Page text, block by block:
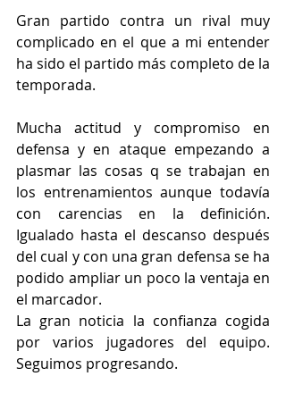
Gran partido contra un rival muy
complicado en el que a mi entender
ha sido el partido más completo de la
temporada.
Mucha actitud y compromiso en
defensa y en ataque empezando a
plasmar las cosas q se trabajan en
los entrenamientos aunque todavía
con carencias en la definición.
Igualado hasta el descanso después
del cual y con una gran defensa se ha
podido ampliar un poco la ventaja en
el marcador.
La gran noticia la confianza cogida
por varios jugadores del equipo.
Seguimos progresando.